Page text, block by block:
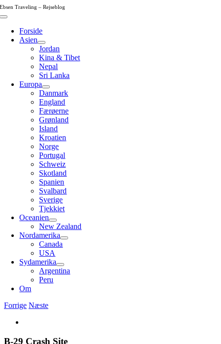
Skip
to
Ebsen Traveling – Rejseblog
Toggle
NavigationForside
Asien
Jordan
Kina & Tibet
Nepal
Sri Lanka
Europa
Danmark
England
Færøerne
Grønland
Island
Kroatien
Norge
Portugal
Schweiz
Skotland
Spanien
Svalbard
Sverige
Tjekkiet
Oceanien
New Zealand
Nordamerika
Canada
USA
Sydamerika
Argentina
Peru
Om
Forrige Næste
billede
B-29 Crash Site